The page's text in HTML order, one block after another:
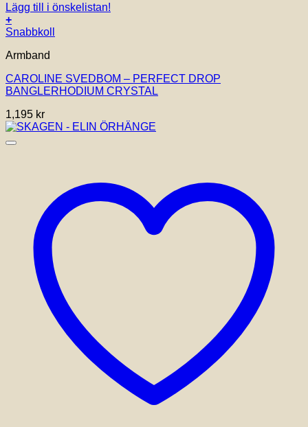
Lägg till i önskelistan!
+
Snabbkoll
Armband
CAROLINE SVEDBOM – PERFECT DROP
BANGLERHODIUM CRYSTAL
1,195 kr